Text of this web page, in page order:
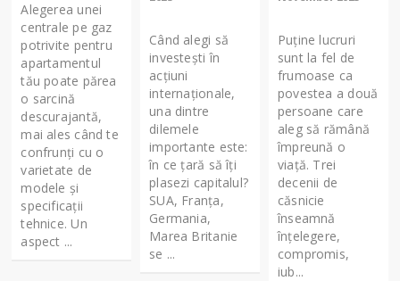
Alegerea unei
centrale pe gaz
potrivite pentru
apartamentul
tău poate părea
o sarcină
descurajantă,
mai ales când te
confrunți cu o
varietate de
modele și
specificații
tehnice. Un
aspect ...
Când alegi să
investești în
acțiuni
internaționale,
una dintre
dilemele
importante este:
în ce țară să îți
plasezi capitalul?
SUA, Franța,
Germania,
Marea Britanie
se ...
Puține lucruri
sunt la fel de
frumoase ca
povestea a două
persoane care
aleg să rămână
împreună o
viață. Trei
decenii de
căsnicie
înseamnă
înțelegere,
compromis,
iub...